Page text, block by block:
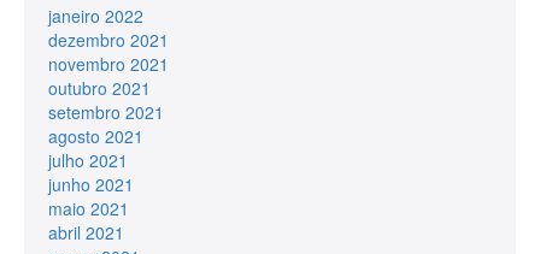
janeiro 2022
dezembro 2021
novembro 2021
outubro 2021
setembro 2021
agosto 2021
julho 2021
junho 2021
maio 2021
abril 2021